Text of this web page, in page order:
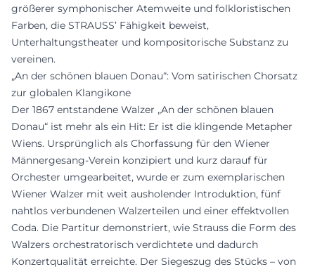
größerer symphonischer Atemweite und folkloristischen
Farben, die STRAUSS’ Fähigkeit beweist,
Unterhaltungstheater und kompositorische Substanz zu
vereinen.
„An der schönen blauen Donau“: Vom satirischen Chorsatz
zur globalen Klangikone
Der 1867 entstandene Walzer „An der schönen blauen
Donau“ ist mehr als ein Hit: Er ist die klingende Metapher
Wiens. Ursprünglich als Chorfassung für den Wiener
Männergesang-Verein konzipiert und kurz darauf für
Orchester umgearbeitet, wurde er zum exemplarischen
Wiener Walzer mit weit ausholender Introduktion, fünf
nahtlos verbundenen Walzerteilen und einer effektvollen
Coda. Die Partitur demonstriert, wie Strauss die Form des
Walzers orchestratorisch verdichtete und dadurch
Konzertqualität erreichte. Der Siegeszug des Stücks – von